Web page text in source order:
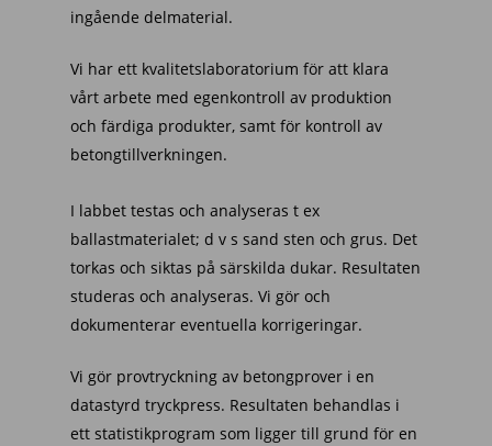
ingående delmaterial.
Vi har ett kvalitetslaboratorium för att klara
vårt arbete med egenkontroll av produktion
och färdiga produkter, samt för kontroll av
betongtillverkningen.
I labbet testas och analyseras t ex
ballastmaterialet; d v s sand sten och grus. Det
torkas och siktas på särskilda dukar. Resultaten
studeras och analyseras. Vi gör och
dokumenterar eventuella korrigeringar.
Vi gör provtryckning av betongprover i en
datastyrd tryckpress. Resultaten behandlas i
ett statistikprogram som ligger till grund för en